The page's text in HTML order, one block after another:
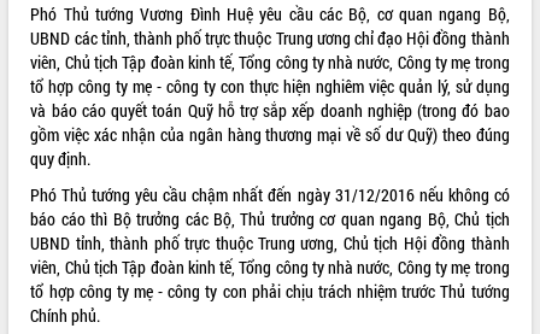
Phó Thủ tướng Vương Đình Huệ yêu cầu các Bộ, cơ quan ngang Bộ,
UBND các tỉnh, thành phố trực thuộc Trung ương chỉ đạo Hội đồng thành
viên, Chủ tịch Tập đoàn kinh tế, Tổng công ty nhà nước, Công ty mẹ trong
tổ hợp công ty mẹ - công ty con thực hiện nghiêm việc quản lý, sử dụng
và báo cáo quyết toán Quỹ hỗ trợ sắp xếp doanh nghiệp (trong đó bao
gồm việc xác nhận của ngân hàng thương mại về số dư Quỹ) theo đúng
quy định.
Phó Thủ tướng yêu cầu chậm nhất đến ngày 31/12/2016 nếu không có
báo cáo thì Bộ trưởng các Bộ, Thủ trưởng cơ quan ngang Bộ, Chủ tịch
UBND tỉnh, thành phố trực thuộc Trung ương, Chủ tịch Hội đồng thành
viên, Chủ tịch Tập đoàn kinh tế, Tổng công ty nhà nước, Công ty mẹ trong
tổ hợp công ty mẹ - công ty con phải chịu trách nhiệm trước Thủ tướng
Chính phủ.